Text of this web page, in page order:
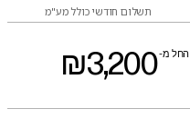
תשלום חודשי כולל מע"מ
החל מ- ₪3,200